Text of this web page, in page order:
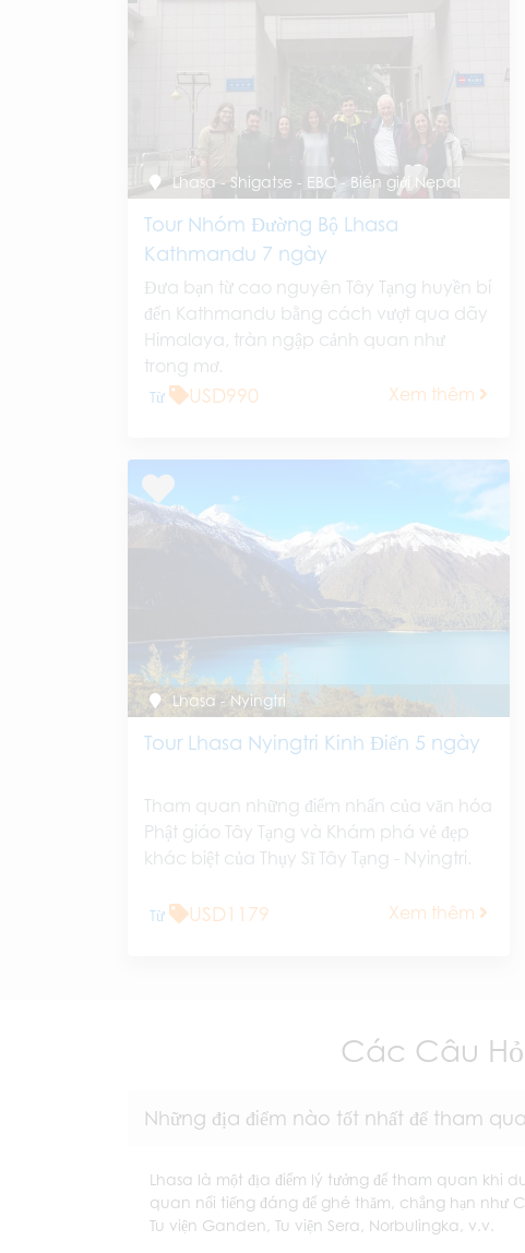
Lhasa - Shigatse - EBC - Biên giới Nepal
Tour Nhóm Đường Bộ Lhasa
Kathmandu 7 ngày
Đưa bạn từ cao nguyên Tây Tạng huyền bí
đến Kathmandu bằng cách vượt qua dãy
Himalaya, tràn ngập cảnh quan như
trong mơ.
Từ USD990 Xem thêm
Lhasa - Nyingtri
Tour Lhasa Nyingtri Kinh Điển 5 ngày
Tham quan những điểm nhấn của văn hóa
Phật giáo Tây Tạng và Khám phá vẻ đẹp
khác biệt của Thụy Sĩ Tây Tạng - Nyingtri.
Từ USD1179 Xem thêm
Các Câu
Những địa điểm nào tốt nhất để tham
Lhasa là một địa điểm lý tưởng để tham quan khi
quan nổi tiếng đáng để ghé thăm, chẳng hạn như
Tu viện Ganden, Tu viện Sera, Norbulingka, v.v.